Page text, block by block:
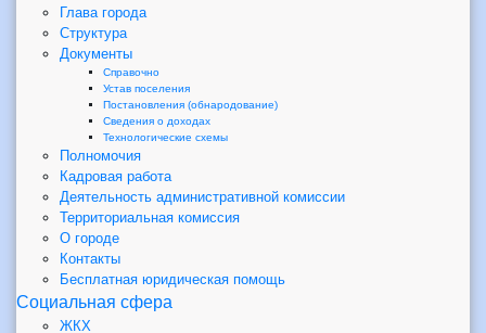
Глава города
Структура
Документы
Справочно
Устав поселения
Постановления (обнародование)
Сведения о доходах
Технологические схемы
Полномочия
Кадровая работа
Деятельность административной комиссии
Территориальная комиссия
О городе
Контакты
Бесплатная юридическая помощь
Социальная сфера
ЖКХ